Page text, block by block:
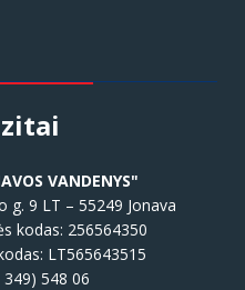
VANDENYS"
g. 9 LT – 55249 Jonava
kodas: 256564350
LT565643515
349) 548 06